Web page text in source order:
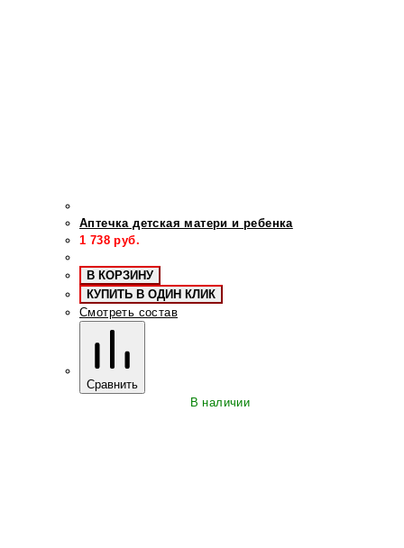
Аптечка детская матери и ребенка
1 738 руб.
В КОРЗИНУ
КУПИТЬ В ОДИН КЛИК
Смотреть состав
Сравнить
В наличии